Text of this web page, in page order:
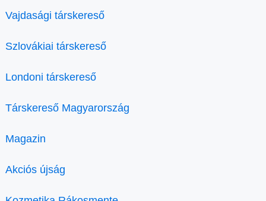
Vajdasági társkereső
Szlovákiai társkereső
Londoni társkereső
Társkereső Magyarország
Magazin
Akciós újság